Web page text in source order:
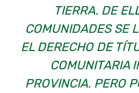
TIERRA. DE
COMUNIDADES SE
EL DERECHO DE
COMUNITARIA
PROVINCIA. PERO